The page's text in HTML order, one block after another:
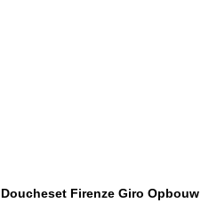
Doucheset Firenze Giro Opbouw